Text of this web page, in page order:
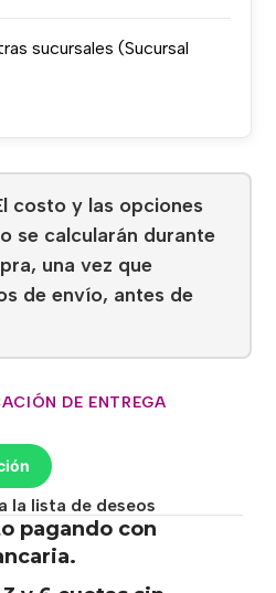
sucursales (Sucursal
costo y las opciones
se calcularán durante
una vez que
de envío, antes de
DE ENTREGA
la lista de deseos
pagando con